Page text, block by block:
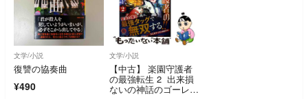
文学/小説
復讐の協奏曲
¥490
文学/小説
【中古】 楽園守護者
の最強転生 2 出来損
ないの神話のゴーレ